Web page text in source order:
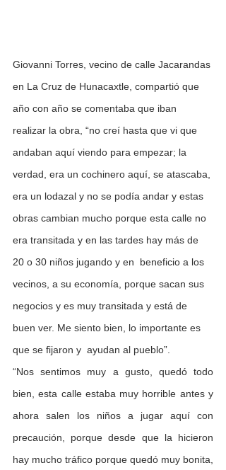
Giovanni Torres, vecino de calle Jacarandas
en La Cruz de Hunacaxtle, compartió que
año con año se comentaba que iban
realizar la obra, “no creí hasta que vi que
andaban aquí viendo para empezar; la
verdad, era un cochinero aquí, se atascaba,
era un lodazal y no se podía andar y estas
obras cambian mucho porque esta calle no
era transitada y en las tardes hay más de
20 o 30 niños jugando y en  beneficio a los
vecinos, a su economía, porque sacan sus
negocios y es muy transitada y está de
buen ver. Me siento bien, lo importante es
que se fijaron y  ayudan al pueblo”.
“Nos sentimos muy a gusto, quedó todo
bien, esta calle estaba muy horrible antes y
ahora salen los niños a jugar aquí con
precaución, porque desde que la hicieron
hay mucho tráfico porque quedó muy bonita,